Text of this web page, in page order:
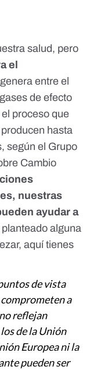
salud, pero
el
entre el
de efecto
proceso que
hasta
según el Grupo
Cambio
nuestras
ayudar a
planteado alguna
aquí tienes
de vista
a
reflejan
de la Unión
Europea ni la
pueden ser